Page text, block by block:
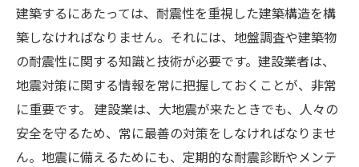
建築するにあたっては、耐震性を重視した建築構造を構
築しなければなりません。それには、地盤調査や建築物
の耐震性に関する知識と技術が必要です。建設業者は、
地震対策に関する情報を常に把握しておくことが、非常
に重要です。 建設業は、大地震が来たときでも、人々の
安全を守るため、常に最善の対策をしなければなりませ
ん。地震に備えるためにも、定期的な耐震診断やメンテ